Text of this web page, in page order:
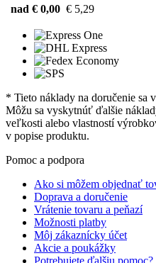
nad € 0,00 € 5,29
* Tieto náklady na doručenie sa
Môžu sa vyskytnúť ďalšie
veľkosti alebo vlastností
v popise produktu.
Pomoc a podpora
Ako si môžem objednať
Doprava a doručenie
Vrátenie tovaru a peňazí
Možnosti platby
Môj zákaznícky účet
Akcie a poukážky
Potrebujete ďalšiu pomoc?